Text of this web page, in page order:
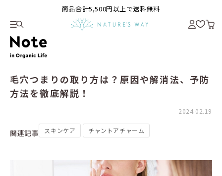
商品合計5,500円以上で送料無料
毛穴つまりの取り方は？原因や解消法、予防
方法を徹底解説！
2024.02.19
関連記事 スキンケア チャントアチャーム